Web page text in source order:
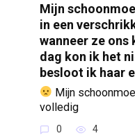
Mijn
in een
wanneer ze ons
dag kon ik het
besloot ik haar
Mijn
volledig
0 4